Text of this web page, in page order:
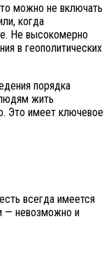
можно не включать
когда
Не высокомерно
в геополитических
порядка
жить
Это имеет ключевое
всегда имеется
— невозможно и